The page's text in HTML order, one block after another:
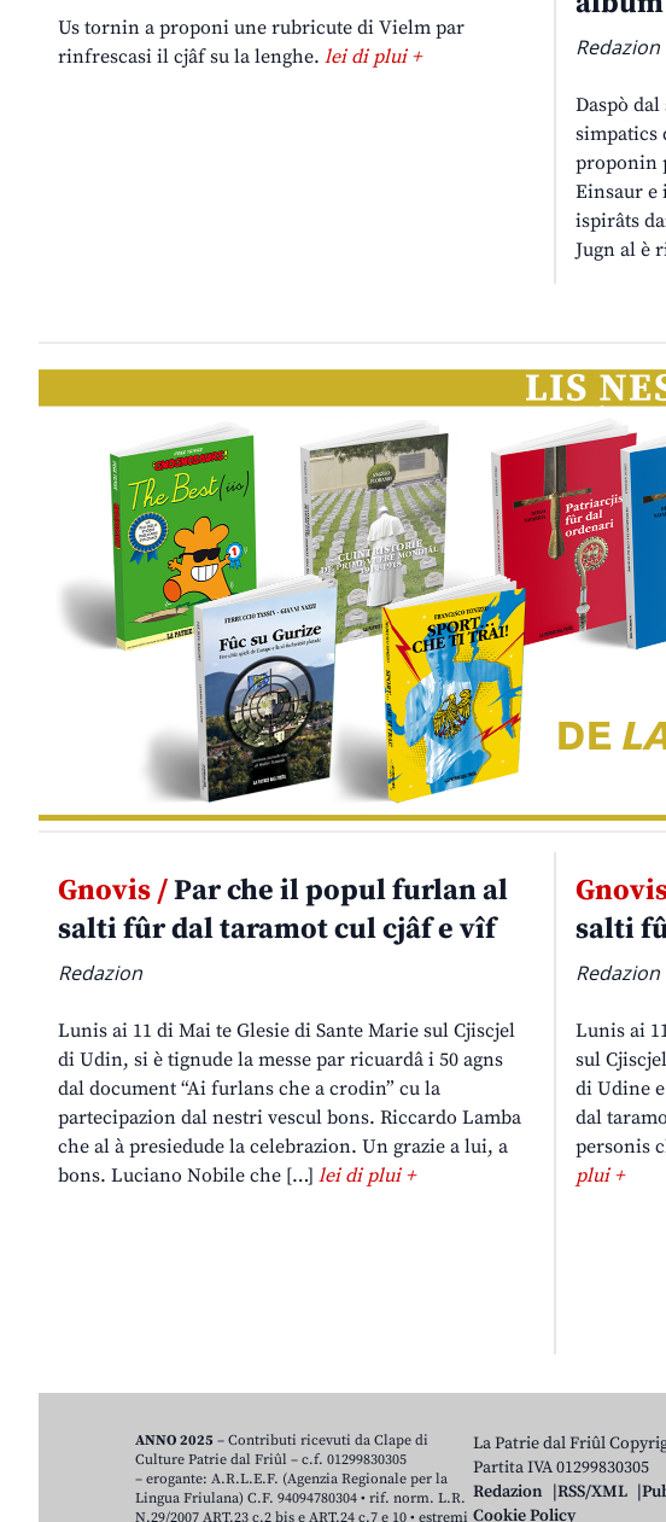
Us tornin a proponi une rubricute di Vielm par
rinfrescasi il cjâf su la lenghe. lei di plui + Redazion
Daspò
simpatics
proponin
Einsaur e
ispirâts
Jugn al è
Gnovis /Par che il popul furlan al
salti fûr dal taramot cul cjâf e vîf
Redazion
Lunis ai 11 di Mai te Glesie di Sante Marie sul Cjiscjel
di Udin, si è tignude la messe par ricuardâ i 50 agns
dal document “Ai furlans che a crodin” cu la
partecipazion dal nestri vescul bons. Riccardo Lamba
che al à presiedude la celebrazion. Un grazie a lui, a
bons. Luciano Nobile che […] lei di plui +
salti
Redazion
Lunis ai
sul
di Udine
dal
personis
plui +
La Patrie dal Friûl
Partita IVA 01299830305
Redazion
RSS/XML
Cookie Policy
ANNO 2025 – Contributi ricevuti da Clape di
Culture Patrie dal Friûl – c.f. 01299830305
– erogante: A.R.L.E.F. (Agenzia Regionale per la
Lingua Friulana) C.F. 94094780304 • rif. norm. L.R.
N.29/2007 ART.23 c.2 bis e ART.24 c.7 e 10 • estremi